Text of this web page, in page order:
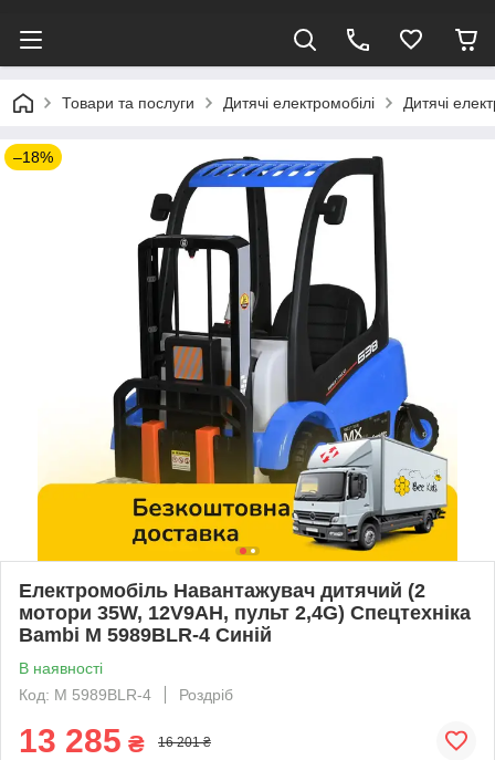
Товари та послуги Дитячі електромобілі Дитячі
–18%
Електромобіль Навантажувач дитячий (2
мотори 35W, 12V9AH, пульт 2,4G) Спецтехніка
Bambi M 5989BLR-4 Синій
В наявності
Код: M 5989BLR-4
Роздріб
13 285 ₴ 16 201 ₴